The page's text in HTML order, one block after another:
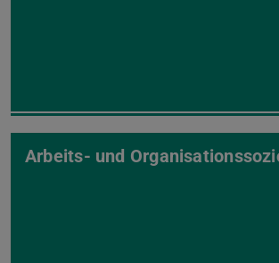
Arbeits- und